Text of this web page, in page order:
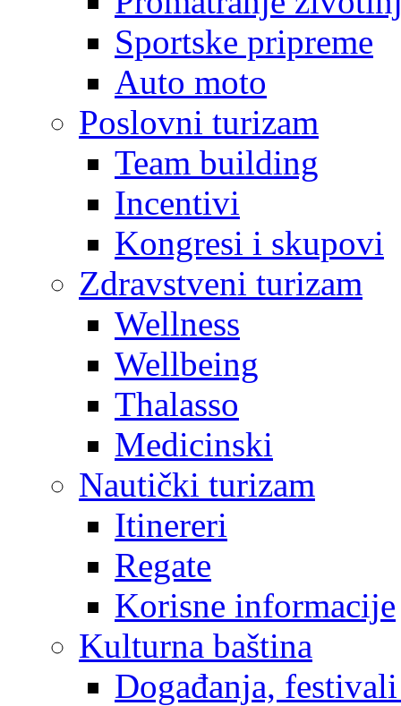
Sportske pripreme
Auto moto
Poslovni turizam
Team building
Incentivi
Kongresi i skupovi
Zdravstveni turizam
Wellness
Wellbeing
Thalasso
Medicinski
Nautički turizam
Itinereri
Regate
Korisne informacije
Kulturna baština
Događanja,